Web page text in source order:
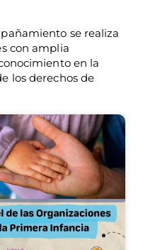
se realiza
con amplia
en la
los derechos de